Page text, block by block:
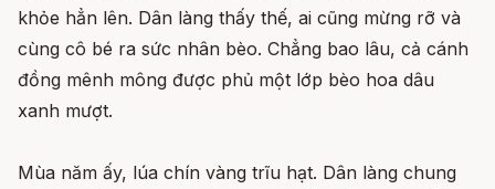
khỏe hẳn lên. Dân làng thấy thế, ai cũng mừng rỡ và
cùng cô bé ra sức nhân bèo. Chẳng bao lâu, cả cánh
đồng mênh mông được phủ một lớp bèo hoa dâu
xanh mượt.
Mùa năm ấy, lúa chín vàng trĩu hạt. Dân làng chung